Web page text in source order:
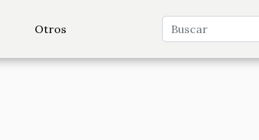
Otros